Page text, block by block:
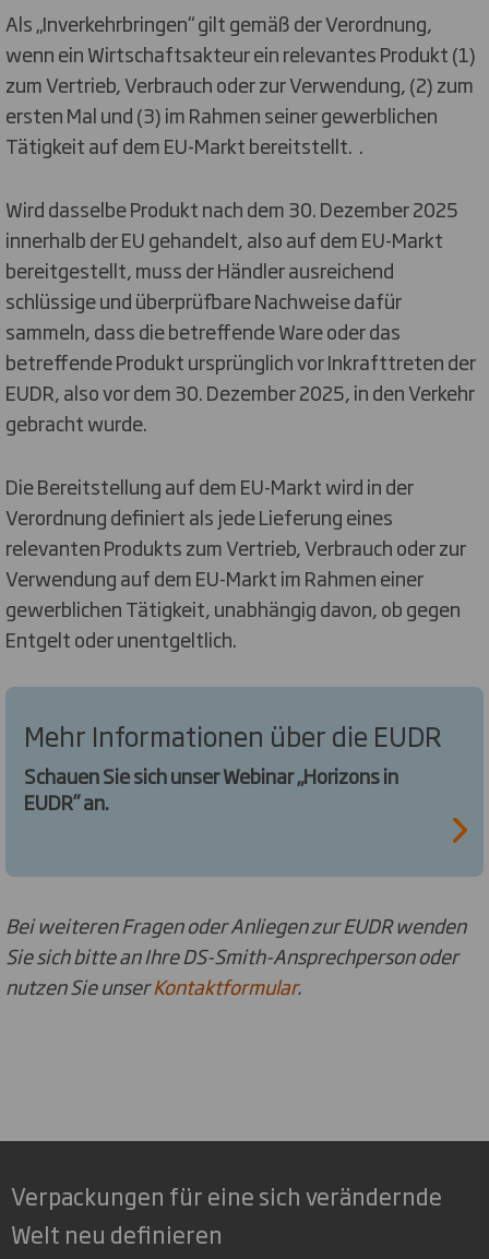
Als „Inverkehrbringen“ gilt gemäß der Verordnung,
wenn ein Wirtschaftsakteur ein relevantes Produkt (1)
zum Vertrieb, Verbrauch oder zur Verwendung, (2) zum
ersten Mal und (3) im Rahmen seiner gewerblichen
Tätigkeit auf dem EU-Markt bereitstellt. .
Wird dasselbe Produkt nach dem 30. Dezember 2025
innerhalb der EU gehandelt, also auf dem EU-Markt
bereitgestellt, muss der Händler ausreichend
schlüssige und überprüfbare Nachweise dafür
sammeln, dass die betreffende Ware oder das
betreffende Produkt ursprünglich vor Inkrafttreten der
EUDR, also vor dem 30. Dezember 2025, in den Verkehr
gebracht wurde.
Die Bereitstellung auf dem EU-Markt wird in der
Verordnung definiert als jede Lieferung eines
relevanten Produkts zum Vertrieb, Verbrauch oder zur
Verwendung auf dem EU-Markt im Rahmen einer
gewerblichen Tätigkeit, unabhängig davon, ob gegen
Entgelt oder unentgeltlich.
Mehr Informationen über die EUDR
Schauen Sie sich unser Webinar „Horizons in
EUDR” an.
Bei weiteren Fragen oder Anliegen zur EUDR wenden
Sie sich bitte an Ihre DS-Smith-Ansprechperson oder
nutzen Sie unserKontaktformular.
Verpackungen für eine sich verändernde
Welt neu definieren